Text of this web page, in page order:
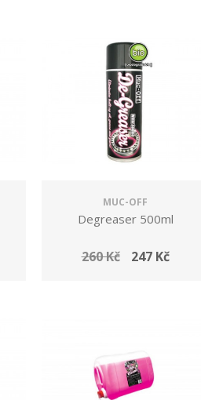
MUC-OFF
Degreaser 500ml
260 Kč 247 Kč